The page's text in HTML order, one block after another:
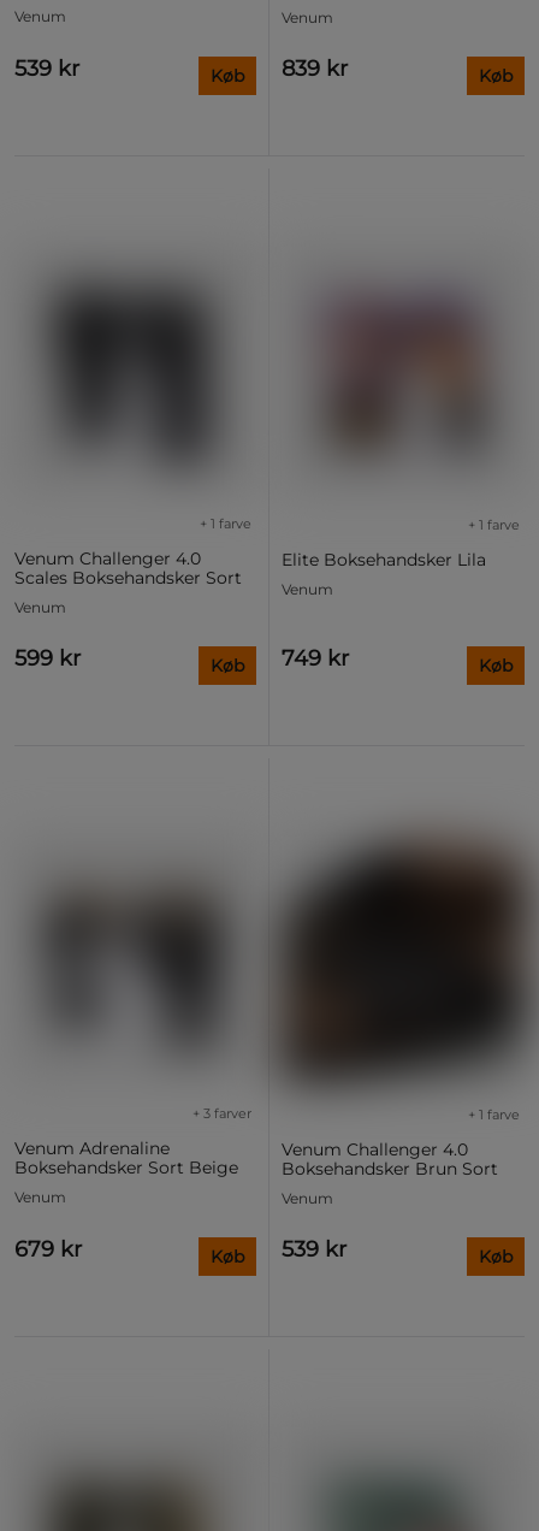
Venum
539 kr Køb
Venum
839 kr Køb
Venum Challenger 4.0
Scales Boksehandsker Sort
+ 1 farve
Venum
599 kr Køb
Elite Boksehandsker Lila
+ 1 farve
Venum
749 kr Køb
Venum Adrenaline
Boksehandsker Sort Beige
+ 3 farver
Venum
679 kr Køb
Venum Challenger 4.0
Boksehandsker Brun Sort
+ 1 farve
Venum
539 kr Køb